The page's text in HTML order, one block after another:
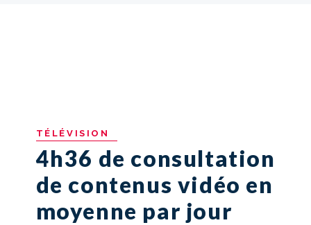
TÉLÉVISION
4h36 de consultation
de contenus vidéo en
moyenne par jour